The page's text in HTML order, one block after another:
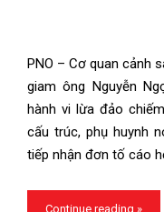
PNO – Cơ quan cảnh
giam ông Nguyễn
hành vi lừa đảo
cấu trúc, phụ huynh
tiếp nhận đơn tố cáo
Continue reading »